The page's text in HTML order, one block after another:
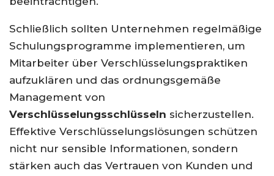
Schließlich sollten Unternehmen regelmäßige
Schulungsprogramme implementieren, um
Mitarbeiter über Verschlüsselungspraktiken
aufzuklären und das ordnungsgemäße
Management von
Verschlüsselungsschlüsseln sicherzustellen.
Effektive Verschlüsselungslösungen schützen
nicht nur sensible Informationen, sondern
stärken auch das Vertrauen von Kunden und